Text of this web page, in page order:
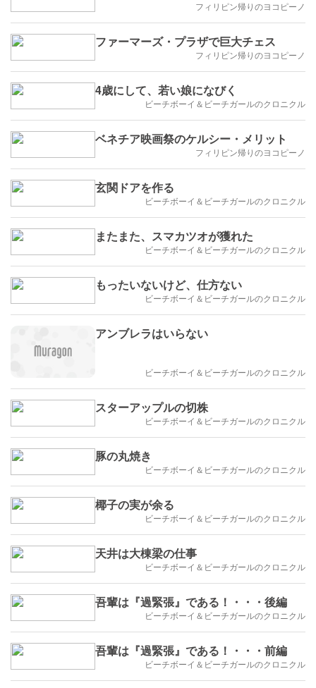
フィリピン帰りのヨコピーノ
ファーマーズ・プラザで巨大チェス
フィリピン帰りのヨコピーノ
4歳にして、若い娘になびく
ビーチボーイ＆ビーチガールのクロニクル
ベネチア映画祭のケルシー・メリット
フィリピン帰りのヨコピーノ
玄関ドアを作る
ビーチボーイ＆ビーチガールのクロニクル
またまた、スマカツオが獲れた
ビーチボーイ＆ビーチガールのクロニクル
もったいないけど、仕方ない
ビーチボーイ＆ビーチガールのクロニクル
アンブレラはいらない
ビーチボーイ＆ビーチガールのクロニクル
スターアップルの切株
ビーチボーイ＆ビーチガールのクロニクル
豚の丸焼き
ビーチボーイ＆ビーチガールのクロニクル
椰子の実が余る
ビーチボーイ＆ビーチガールのクロニクル
天井は大棟梁の仕事
ビーチボーイ＆ビーチガールのクロニクル
吾輩は『過緊張』である！・・・後編
ビーチボーイ＆ビーチガールのクロニクル
吾輩は『過緊張』である！・・・前編
ビーチボーイ＆ビーチガールのクロニクル